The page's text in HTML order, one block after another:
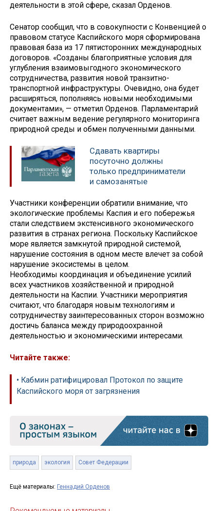
деятельности в этой сфере, сказал Орденов.
Сенатор сообщил, что в совокупности с Конвенцией о
правовом статусе Каспийского моря сформирована
правовая база из 17 пятисторонних международных
договоров. «Созданы благоприятные условия для
углубления взаимовыгодного экономического
сотрудничества, развития новой транзитно-
транспортной инфраструктуры. Очевидно, она будет
расширяться, пополняясь новыми необходимыми
документами», — отметил Орденов. Парламентарий
считает важным ведение регулярного мониторинга
природной среды и обмен полученными данными.
Сдавать квартиры
посуточно должны
только предприниматели
и самозанятые
Участники конференции обратили внимание, что
экологические проблемы Каспия и его побережья
стали следствием экстенсивного экономического
развития в странах региона. Поскольку Каспийское
море является замкнутой природной системой,
нарушение состояния в одном месте влечет за собой
нарушение экосистемы в целом.
Необходимы координация и объединение усилий
всех участников хозяйственной и природной
деятельности на Каспии. Участники мероприятия
считают, что благодаря новым технологиям и
сотрудничеству заинтересованных сторон возможно
достичь баланса между природоохранной
деятельностью и экономическими интересами.
Читайте также:
• Кабмин ратифицировал Протокол по защите
Каспийского моря от загрязнения
природа экология Совет Федерации
Ещё материалы: Геннадий Орденов